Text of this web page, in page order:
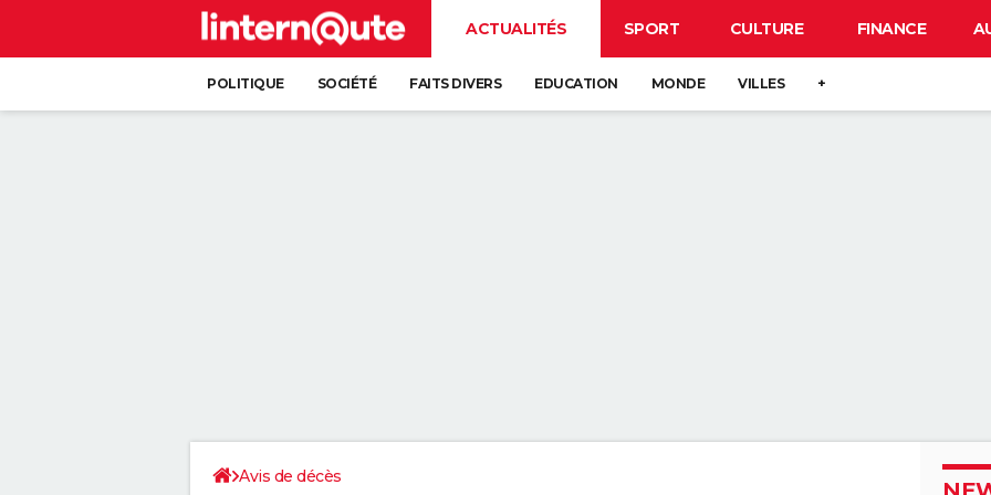
ACTUALITÉS SPORT CULTURE FINANCE
POLITIQUE SOCIÉTÉ FAITS DIVERS EDUCATION MONDE VILLES +
Avis de décès